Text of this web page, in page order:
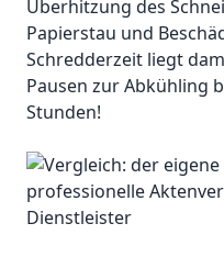
Überhitzung des
Papierstau und
Schredderzeit liegt
Pausen zur Abkühling
Stunden!